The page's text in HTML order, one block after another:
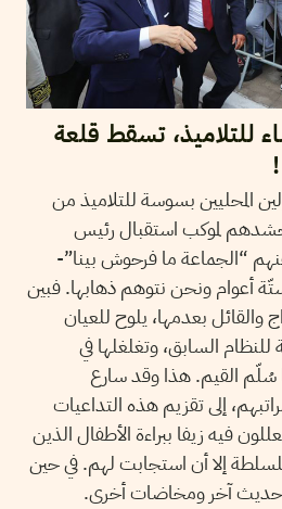
للتلاميذ، تسقط قلعة
المحليين بسوسة للتلاميذ من
حشدهم لموكب استقبال رئيس
“الجماعة ما فرحوش بينا”-
أعوام ونحن نتوهم ذهابها. فبين
والقائل بعدمها، يلوح للعيان
للنظام السابق، وتغلغلها في
سُلّم القيم. هذا وقد سارع
إلى تقزيم هذه التداعيات
فيه زيفا ببراءة الأطفال الذين
إلا أن استجابت لهم. في حين
حديث آخر ومخاضات أخرى.